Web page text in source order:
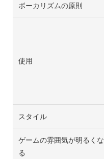
ボーカリズムの原則
使用
スタイル
ゲームの雰囲気が明るくな
る